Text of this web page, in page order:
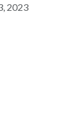
2023